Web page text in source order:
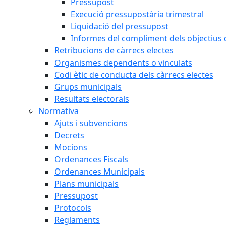
Execució pressupostària trimestral
Liquidació del pressupost
Informes del compliment dels
Retribucions de càrrecs electes
Organismes dependents o vinculats
Codi ètic de conducta dels càrrecs electes
Grups municipals
Resultats electorals
Normativa
Ajuts i subvencions
Decrets
Mocions
Ordenances Fiscals
Ordenances Municipals
Plans municipals
Pressupost
Protocols
Reglaments